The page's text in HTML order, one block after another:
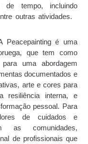
de tempo, incluindo
outras atividades.
Peacepainting é uma
que tem como
uma abordagem
documentados e
arte e cores para
resiliência interna, e
pessoal. Para
de cuidados e
as comunidades,
de profissionais que